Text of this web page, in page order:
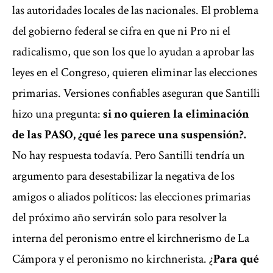
las autoridades locales de las nacionales. El problema
del gobierno federal se cifra en que ni Pro ni el
radicalismo, que son los que lo ayudan a aprobar las
leyes en el Congreso, quieren eliminar las elecciones
primarias. Versiones confiables aseguran que Santilli
hizo una pregunta:si no quieren la eliminación
de las PASO, ¿qué les parece una suspensión?.
No hay respuesta todavía. Pero Santilli tendría un
argumento para desestabilizar la negativa de los
amigos o aliados políticos: las elecciones primarias
del próximo año servirán solo para resolver la
interna del peronismo entre el kirchnerismo de La
Cámpora y el peronismo no kirchnerista. ¿Para qué